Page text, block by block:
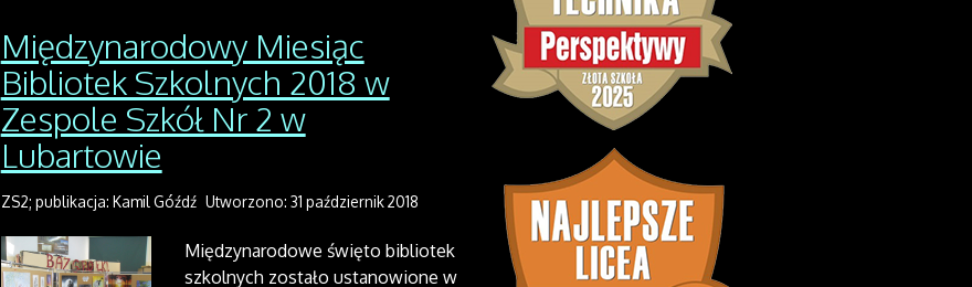
Międzynarodowy Miesiąc
Bibliotek Szkolnych 2018 w
Zespole Szkół Nr 2 w
Lubartowie
ZS2; publikacja: Kamil Góźdź Utworzono: 31 październik 2018
Międzynarodowe święto bibliotek
szkolnych zostało ustanowione w